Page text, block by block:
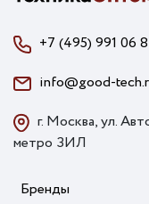
+7 (495) 991 06
info@good-
г. Москва, ул.
метро ЗИЛ
Бренды